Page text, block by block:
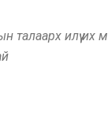
талаарх илүү их